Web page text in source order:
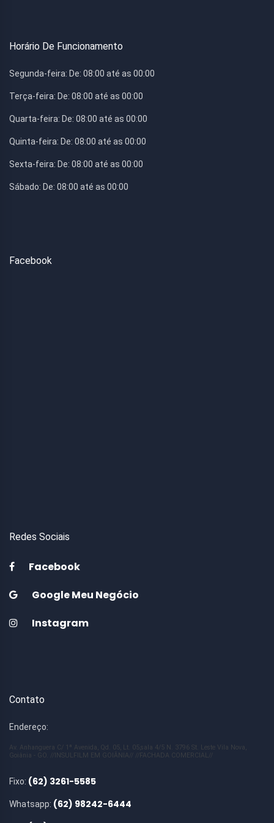
Horário De Funcionamento
Segunda-feira: De: 08:00 até as 00:00
Terça-feira: De: 08:00 até as 00:00
Quarta-feira: De: 08:00 até as 00:00
Quinta-feira: De: 08:00 até as 00:00
Sexta-feira: De: 08:00 até as 00:00
Sábado: De: 08:00 até as 00:00
Facebook
Redes Sociais
Facebook
Google Meu Negócio
Instagram
Contato
Endereço:
Av. Anhanguera C/ 1ª Avenida, Qd. 05, Lt. 05,sala 4/5 N. 3796 St. Leste Vila Nova,
Goiânia - GO. //INSULFILM EM GOIÂNIA// //FACHADA COMERCIAL//
Fixo: (62) 3261-5585
Whatsapp: (62) 98242-6444